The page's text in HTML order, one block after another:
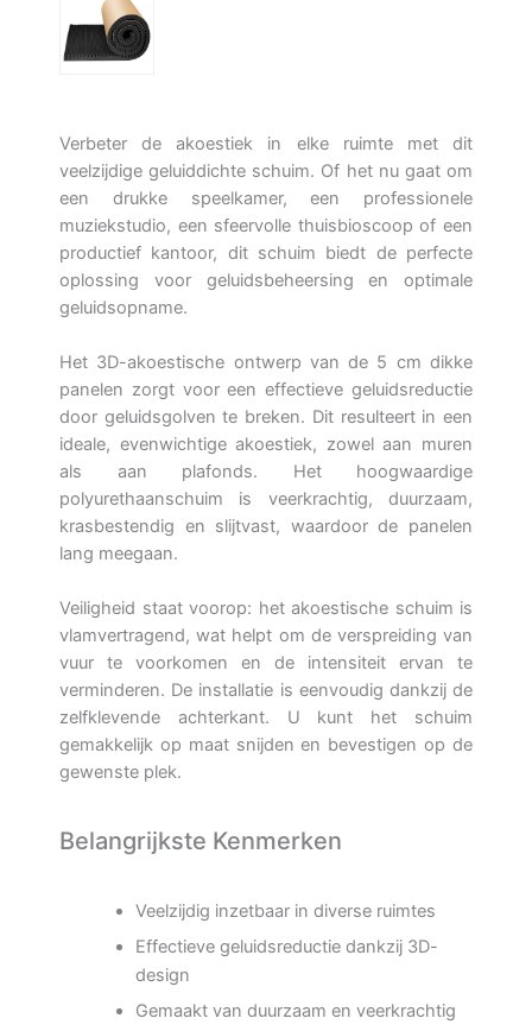
Verbeter de akoestiek in elke ruimte met dit
veelzijdige geluiddichte schuim. Of het nu gaat om
een drukke speelkamer, een professionele
muziekstudio, een sfeervolle thuisbioscoop of een
productief kantoor, dit schuim biedt de perfecte
oplossing voor geluidsbeheersing en optimale
geluidsopname.
Het 3D-akoestische ontwerp van de 5 cm dikke
panelen zorgt voor een effectieve geluidsreductie
door geluidsgolven te breken. Dit resulteert in een
ideale, evenwichtige akoestiek, zowel aan muren
als aan plafonds. Het hoogwaardige
polyurethaanschuim is veerkrachtig, duurzaam,
krasbestendig en slijtvast, waardoor de panelen
lang meegaan.
Veiligheid staat voorop: het akoestische schuim is
vlamvertragend, wat helpt om de verspreiding van
vuur te voorkomen en de intensiteit ervan te
verminderen. De installatie is eenvoudig dankzij de
zelfklevende achterkant. U kunt het schuim
gemakkelijk op maat snijden en bevestigen op de
gewenste plek.
Belangrijkste Kenmerken
Veelzijdig inzetbaar in diverse ruimtes
Effectieve geluidsreductie dankzij 3D-
design
Gemaakt van duurzaam en veerkrachtig